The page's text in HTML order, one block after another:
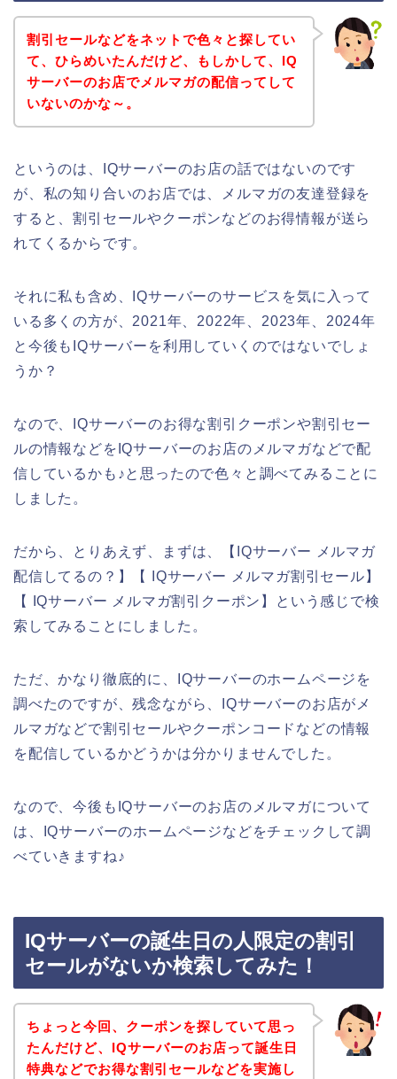
割引セールなどをネットで色々と探してい
て、ひらめいたんだけど、もしかして、IQ
サーバーのお店でメルマガの配信ってして
いないのかな～。
というのは、IQサーバーのお店の話ではないのです
が、私の知り合いのお店では、メルマガの友達登録を
すると、割引セールやクーポンなどのお得情報が送ら
れてくるからです。
それに私も含め、IQサーバーのサービスを気に入って
いる多くの方が、2021年、2022年、2023年、2024年
と今後もIQサーバーを利用していくのではないでしょ
うか？
なので、IQサーバーのお得な割引クーポンや割引セー
ルの情報などをIQサーバーのお店のメルマガなどで配
信しているかも♪と思ったので色々と調べてみることに
しました。
だから、とりあえず、まずは、【IQサーバー メルマガ
配信してるの？】【 IQサーバー メルマガ割引セール】
【 IQサーバー メルマガ割引クーポン】という感じで検
索してみることにしました。
ただ、かなり徹底的に、IQサーバーのホームページを
調べたのですが、残念ながら、IQサーバーのお店がメ
ルマガなどで割引セールやクーポンコードなどの情報
を配信しているかどうかは分かりませんでした。
なので、今後もIQサーバーのお店のメルマガについて
は、IQサーバーのホームページなどをチェックして調
べていきますね♪
IQサーバーの誕生日の人限定の割引
セールがないか検索してみた！
ちょっと今回、クーポンを探していて思っ
たんだけど、IQサーバーのお店って誕生日
特典などでお得な割引セールなどを実施し